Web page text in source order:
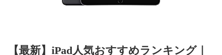
【最新】iPad人気おすすめランキング｜